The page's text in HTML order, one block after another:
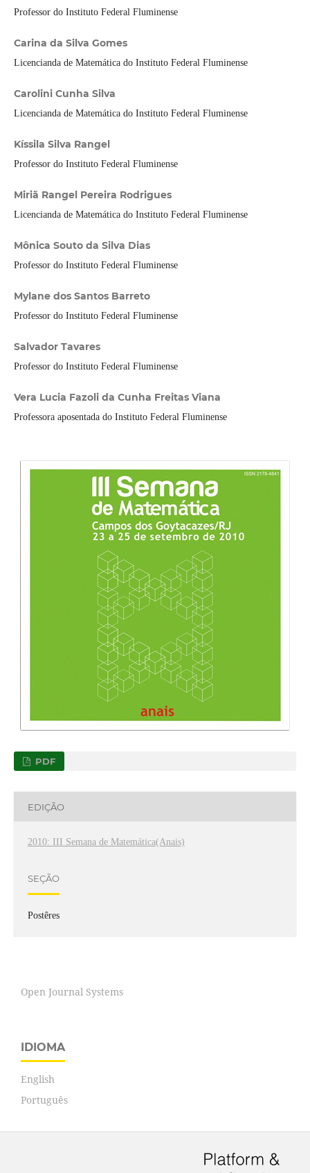
Professor do Instituto Federal Fluminense
Carina da Silva Gomes
Licencianda de Matemática do Instituto Federal Fluminense
Carolini Cunha Silva
Licencianda de Matemática do Instituto Federal Fluminense
Kíssila Silva Rangel
Professor do Instituto Federal Fluminense
Miriã Rangel Pereira Rodrigues
Licencianda de Matemática do Instituto Federal Fluminense
Mônica Souto da Silva Dias
Professor do Instituto Federal Fluminense
Mylane dos Santos Barreto
Professor do Instituto Federal Fluminense
Salvador Tavares
Professor do Instituto Federal Fluminense
Vera Lucia Fazoli da Cunha Freitas Viana
Professora aposentada do Instituto Federal Fluminense
PDF
EDIÇÃO
2010: III Semana de Matemática(Anais)
SEÇÃO
Postêres
Open Journal Systems
IDIOMA
English
Português